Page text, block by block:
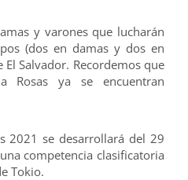
y varones que lucharán
(dos en damas y dos en
Salvador. Recordemos que
Rosas ya se encuentran
2021 se desarrollará del 29
competencia clasificatoria
Tokio.